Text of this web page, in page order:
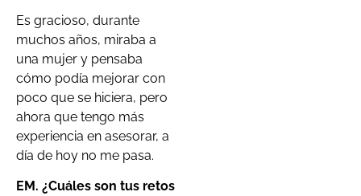
Es gracioso, durante
muchos años, miraba a
una mujer y pensaba
cómo podía mejorar con
poco que se hiciera, pero
ahora que tengo más
experiencia en asesorar, a
día de hoy no me pasa.
EM. ¿Cuáles son tus retos